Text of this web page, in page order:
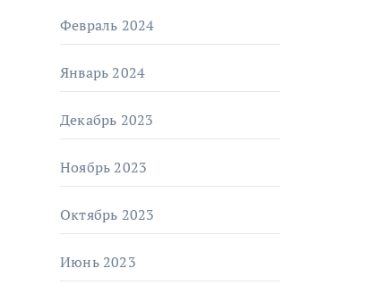
Февраль 2024
Январь 2024
Декабрь 2023
Ноябрь 2023
Октябрь 2023
Июнь 2023